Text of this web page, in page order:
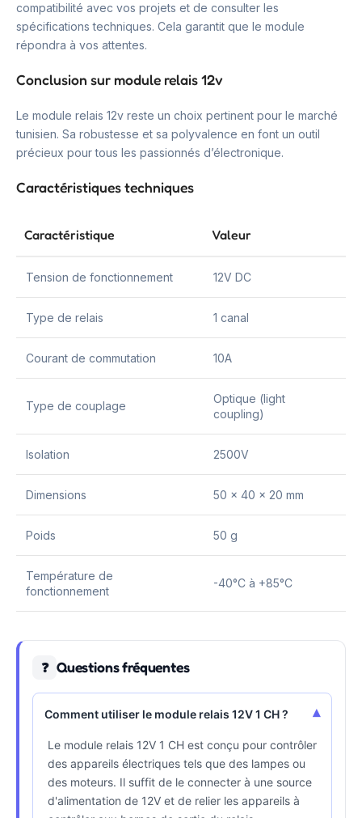
compatibilité avec vos projets et de consulter les
spécifications techniques. Cela garantit que le module
répondra à vos attentes.
Conclusion sur module relais 12v
Le module relais 12v reste un choix pertinent pour le marché
tunisien. Sa robustesse et sa polyvalence en font un outil
précieux pour tous les passionnés d’électronique.
Caractéristiques techniques
Caractéristique Valeur
Tension de fonctionnement 12V DC
Type de relais 1 canal
Courant de commutation 10A
Type de couplage
Optique (light
coupling)
Isolation 2500V
Dimensions 50 x 40 x 20 mm
Poids 50 g
Température de
fonctionnement
-40°C à +85°C
❓ Questions fréquentes
Comment utiliser le module relais 12V 1 CH ? ▾
Le module relais 12V 1 CH est conçu pour contrôler
des appareils électriques tels que des lampes ou
des moteurs. Il suffit de le connecter à une source
d'alimentation de 12V et de relier les appareils à